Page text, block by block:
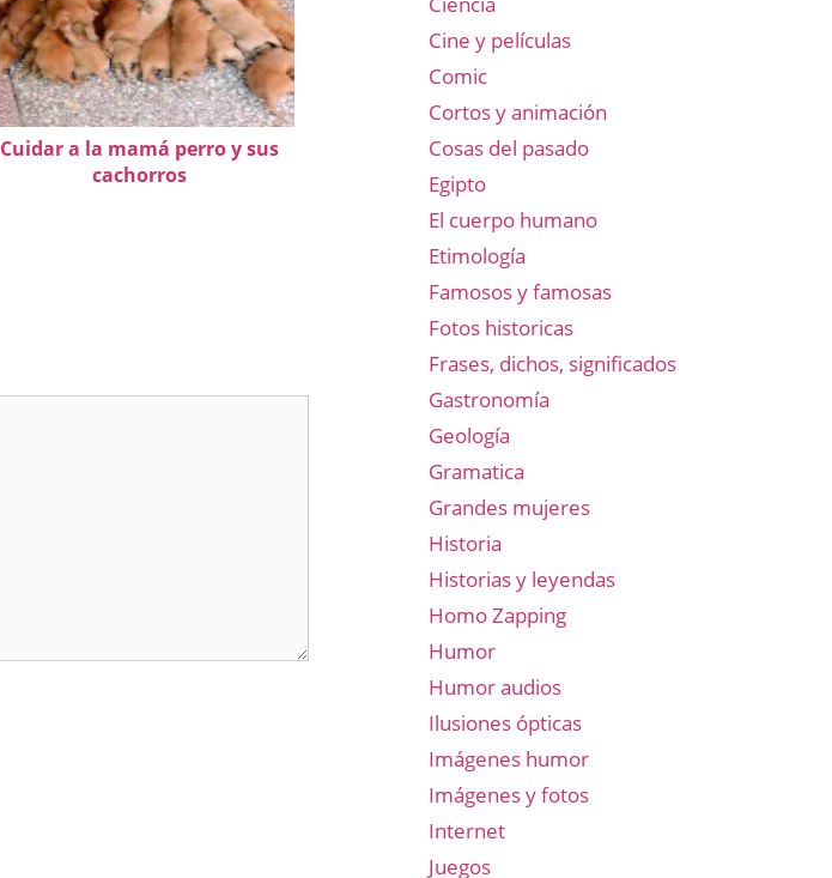
Cuidar a la mamá perro y sus
cachorros
Cine y películas
Comic
Cortos y animación
Cosas del pasado
Egipto
El cuerpo humano
Etimología
Famosos y famosas
Fotos historicas
Frases, dichos, significados
Gastronomía
Geología
Gramatica
Grandes mujeres
Historia
Historias y leyendas
Homo Zapping
Humor
Humor audios
Ilusiones ópticas
Imágenes humor
Imágenes y fotos
Internet
Juegos